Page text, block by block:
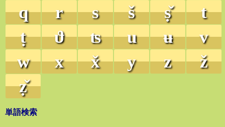
q
r s š ṣ̌
t
ṭ
ϑ ʦ u ʉ
v
w
x x̌ y z
ž
ẓ̌
単語検索